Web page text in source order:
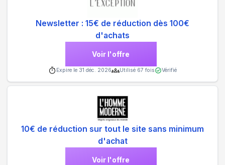
Newsletter : 15€ de réduction dès 100€
d'achats
Voir l'offre
Expire le 31 déc. 2026 Utilisé 67 fois Vérifié
10€ de réduction sur tout le site sans minimum
d'achat
Voir l'offre